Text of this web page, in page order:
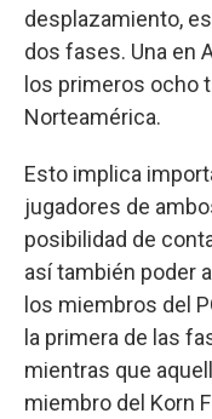
desplazamiento,
dos fases. Una en
los primeros ocho
Norteamérica.
Esto implica
jugadores de
posibilidad de
así también poder
los miembros del
la primera de las
mientras que
miembro del Korn